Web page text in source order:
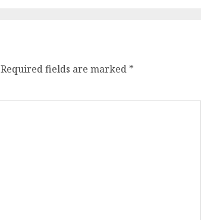
Required fields are marked *